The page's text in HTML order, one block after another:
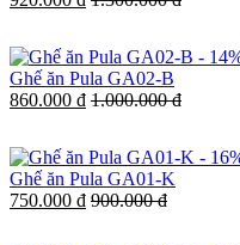
-
Ghế ăn Pula GA02-B
860.000 đ 1.000.000 đ
-
Ghế ăn Pula GA01-K
750.000 đ 900.000 đ